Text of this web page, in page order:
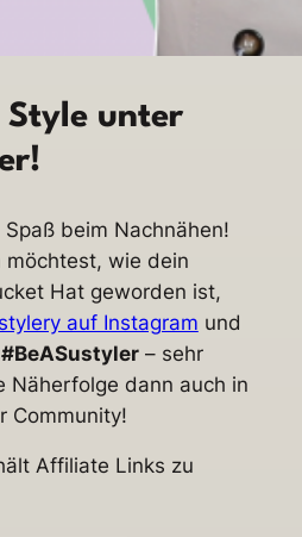
Style unter
beim Nachnähen!
möchtest, wie dein
Hat geworden ist,
auf Instagram und
#BeASustyler– sehr
Näherfolge dann auch in
Community!
Affiliate Links zu